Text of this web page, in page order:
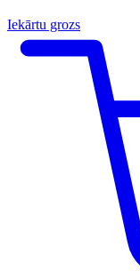
Iekārtu grozs